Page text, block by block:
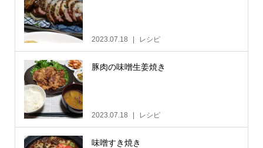
2023.07.18 レシピ
豚肉の味噌生姜焼き
2023.07.18 レシピ
味噌すき焼き